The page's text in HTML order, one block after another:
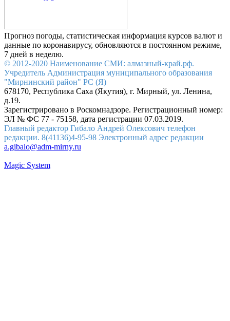
Прогноз погоды, статистическая информация курсов валют и
данные по коронавирусу, обновляются в постоянном режиме,
7 дней в неделю.
© 2012-2020 Наименование СМИ: алмазный-край.рф.
Учредитель Администрация муниципального образования
"Мирнинский район" РС (Я)
678170, Республика Саха (Якутия), г. Мирный, ул. Ленина,
д.19.
Зарегистрировано в Роскомнадзоре. Регистрационный номер:
ЭЛ № ФС 77 - 75158, дата регистрации 07.03.2019.
Главный редактор Гибало Андрей Олексович телефон
редакции. 8(41136)4-95-98 Электронный адрес редакции
a.gibalo@adm-mirny.ru
Magic System